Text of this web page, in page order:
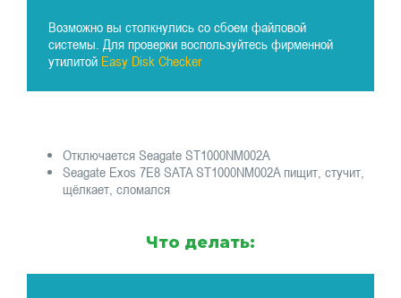
Возможно вы столкнулись со сбоем файловой
системы. Для проверки воспользуйтесь фирменной
утилитой Easy Disk Checker
Отключается Seagate ST1000NM002A
Seagate Exos 7E8 SATA ST1000NM002A пищит, стучит,
щёлкает, сломался
Что делать: